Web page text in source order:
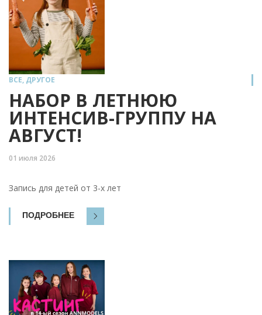
ВСЕ, ДРУГОЕ
НАБОР В ЛЕТНЮЮ
ИНТЕНСИВ-ГРУППУ НА
АВГУСТ!
01 июля 2026
Запись для детей от 3-х лет
ПОДРОБНЕЕ